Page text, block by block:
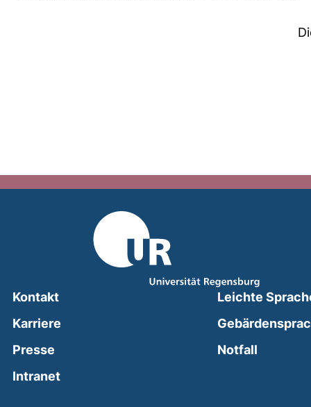
Kontakt
Karriere
Presse
Intranet(external link, opens in a new window)
Leichte
Notfall